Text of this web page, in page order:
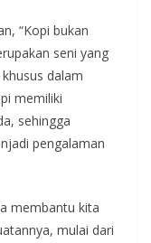
“Kopi bukan
seni yang
dalam
memiliki
sehingga
pengalaman
membantu kita
mulai dari